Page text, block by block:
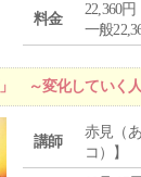
料金
22,360円
一般
～変化していく
講師
赤見（
コ）】